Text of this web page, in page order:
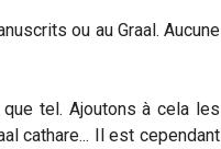
ou au Graal. Aucune
tel. Ajoutons à cela les
cathare... Il est cependant